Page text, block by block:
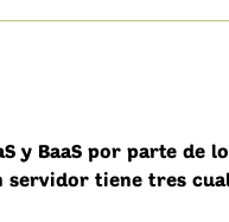
y BaaS por parte de
servidor tiene tres